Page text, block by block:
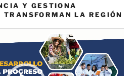
Y GESTIONA
TRANSFORMAN LA REGIÓN